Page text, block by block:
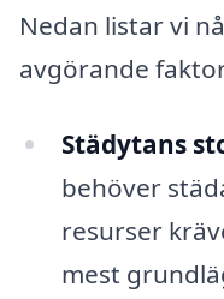
Nedan listar vi
avgörande
Städytans
behöver
resurser
mest